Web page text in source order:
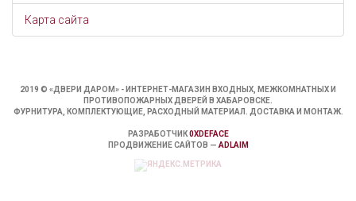
Карта сайта
2019 © «ДВЕРИ ДАРОМ» - ИНТЕРНЕТ-МАГАЗИН ВХОДНЫХ, МЕЖКОМНАТНЫХ И
ПРОТИВОПОЖАРНЫХ ДВЕРЕЙ В ХАБАРОВСКЕ.
ФУРНИТУРА, КОМПЛЕКТУЮЩИЕ, РАСХОДНЫЙ МАТЕРИАЛ. ДОСТАВКА И МОНТАЖ.
РАЗРАБОТЧИК0XDEFACE
ПРОДВИЖЕНИЕ САЙТОВ — ADLAIM